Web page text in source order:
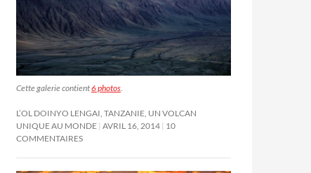
Cette galerie contient6 photos.
L’OL DOINYO LENGAI, TANZANIE, UN VOLCAN
UNIQUE AU MONDE AVRIL 16, 2014 10
COMMENTAIRES